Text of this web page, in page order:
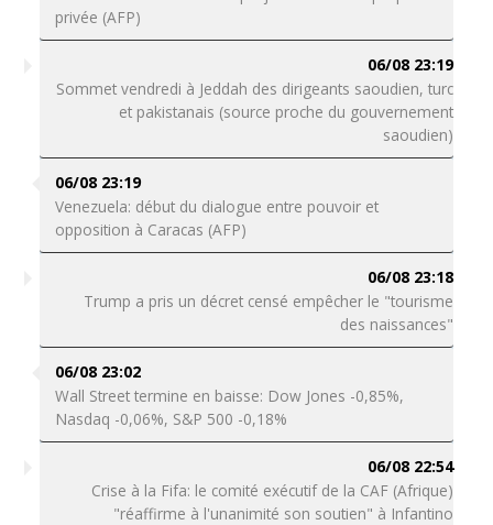
privée (AFP)
06/08 23:19
Sommet vendredi à Jeddah des dirigeants saoudien, turc
et pakistanais (source proche du gouvernement
saoudien)
06/08 23:19
Venezuela: début du dialogue entre pouvoir et
opposition à Caracas (AFP)
06/08 23:18
Trump a pris un décret censé empêcher le "tourisme
des naissances"
06/08 23:02
Wall Street termine en baisse: Dow Jones -0,85%,
Nasdaq -0,06%, S&P 500 -0,18%
06/08 22:54
Crise à la Fifa: le comité exécutif de la CAF (Afrique)
"réaffirme à l'unanimité son soutien" à Infantino